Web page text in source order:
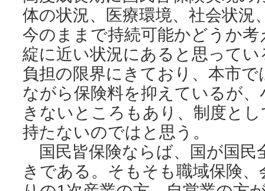
体の状況、医療環境、社会状況
今のままで持続可能かどうか
綻に近い状況にあると思って
負担の限界にきており、本市
ながら保険料を抑えているが
きないところもあり、制度と
持たないのではと思う。
国民皆保険ならば、国が国民
きである。そもそも職域保険